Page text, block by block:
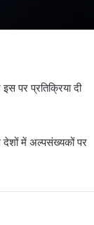
पर प्रतिक्रिया दी
देशों में अल्पसंख्यकों पर